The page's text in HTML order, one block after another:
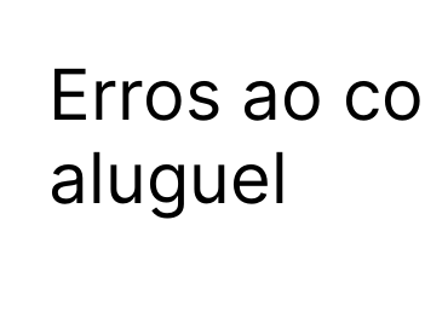
Erros ao
aluguel